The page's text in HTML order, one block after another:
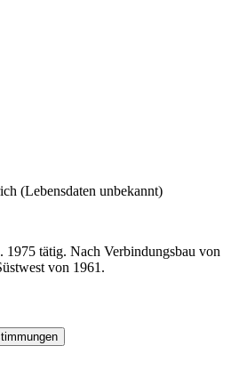
(Lebensdaten unbekannt)
1975 tätig. Nach Verbindungsbau von
von 1961.